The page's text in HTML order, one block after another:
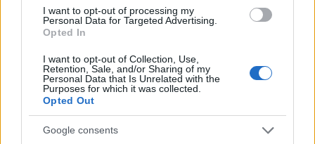
I want to opt-out of processing my
Personal Data for Targeted Advertising.
Opted In
I want to opt-out of Collection, Use,
Retention, Sale, and/or Sharing of my
Personal Data that Is Unrelated with the
Purposes for which it was collected.
Opted Out
Google consents